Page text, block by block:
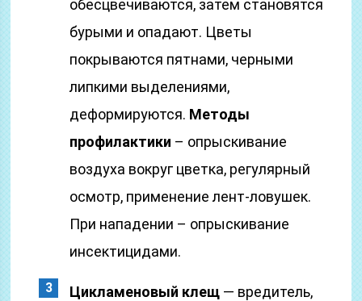
обесцвечиваются, затем становятся
бурыми и опадают. Цветы
покрываются пятнами, черными
липкими выделениями,
деформируются. Методы
профилактики – опрыскивание
воздуха вокруг цветка, регулярный
осмотр, применение лент-ловушек.
При нападении – опрыскивание
инсектицидами.
Цикламеновый клещ — вредитель,